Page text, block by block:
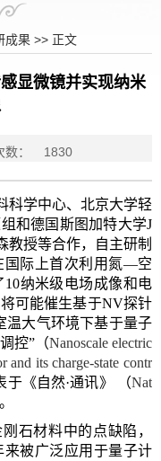
成果 >> 正文
显微镜并实现纳米
： 1830
科学中心、北京大学轻
和德国斯图加特大学J
教授等合作，自主研制
国际上首次利用氮—空
10纳米级电场成像和电
可能催生基于NV探针
温大气环境下基于量子
控”（Nanoscale electric
and its charge-state contr
于《自然·通讯》 （Nat
石材料中的点缺陷，
被广泛应用于量子计